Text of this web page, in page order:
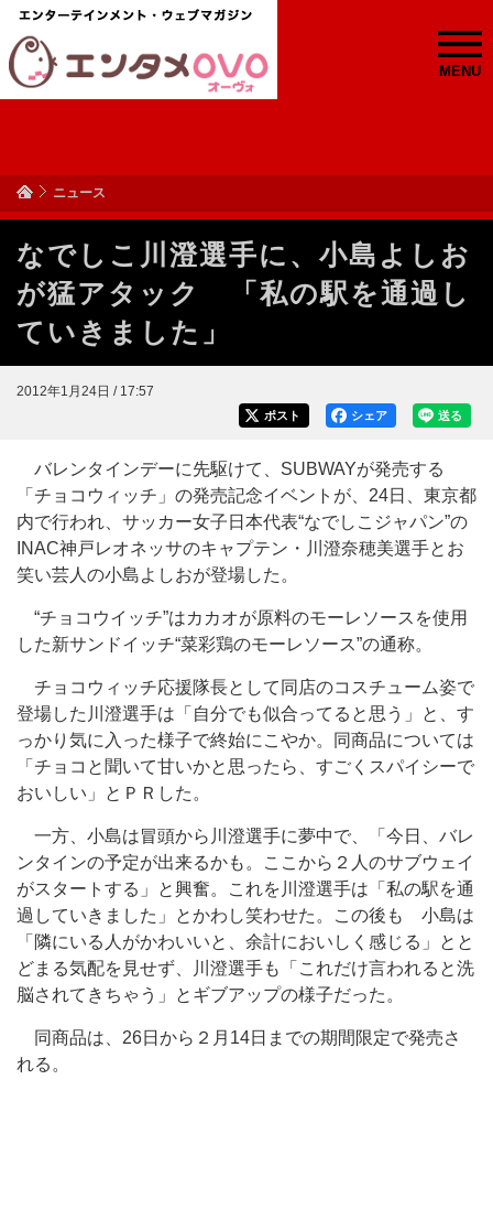
MENU
ニュース
なでしこ川澄選手に、小島よしお
が猛アタック 「私の駅を通過し
ていきました」
2012年1月24日 / 17:57
送る
シェア
ポスト
バレンタインデーに先駆けて、SUBWAYが発売する
「チョコウィッチ」の発売記念イベントが、24日、東京都
内で行われ、サッカー女子日本代表“なでしこジャパン”の
INAC神戸レオネッサのキャプテン・川澄奈穂美選手とお
笑い芸人の小島よしおが登場した。
“チョコウイッチ”はカカオが原料のモーレソースを使用
した新サンドイッチ“菜彩鶏のモーレソース”の通称。
チョコウィッチ応援隊長として同店のコスチューム姿で
登場した川澄選手は「自分でも似合ってると思う」と、す
っかり気に入った様子で終始にこやか。同商品については
「チョコと聞いて甘いかと思ったら、すごくスパイシーで
おいしい」とＰＲした。
一方、小島は冒頭から川澄選手に夢中で、「今日、バレ
ンタインの予定が出来るかも。ここから２人のサブウェイ
がスタートする」と興奮。これを川澄選手は「私の駅を通
過していきました」とかわし笑わせた。この後も 小島は
「隣にいる人がかわいいと、余計においしく感じる」とと
どまる気配を見せず、川澄選手も「これだけ言われると洗
脳されてきちゃう」とギブアップの様子だった。
同商品は、26日から２月14日までの期間限定で発売さ
れる。